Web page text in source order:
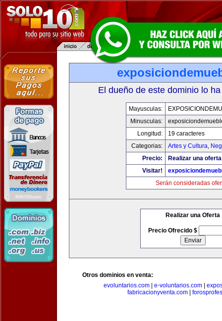
El dueño de este dominio lo
Mayusculas:
Minusculas:
Longitud:
19 caracteres
Categorias:
Artes y Cultura,
Precio:
Realizar una
Visitar!
Serán consideradas
Realizar una Oferta
Precio Ofrecido $
Otros dominios en venta:
evoluntarios.com
e-voluntarios.com
fabricacionyventa.com